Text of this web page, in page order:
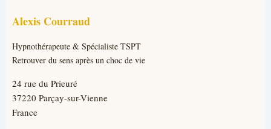
Alexis Courraud
Hypnothérapeute & Spécialiste TSPT
Retrouver du sens après un choc de vie
24 rue du Prieuré
37220 Parçay-sur-Vienne
France